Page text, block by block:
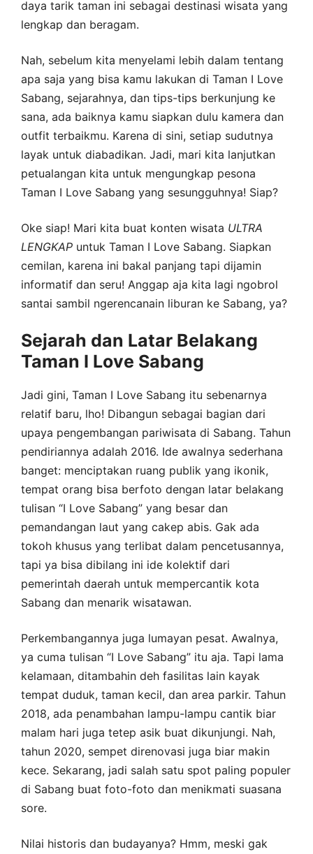
daya tarik taman ini sebagai destinasi wisata yang
lengkap dan beragam.
Nah, sebelum kita menyelami lebih dalam tentang
apa saja yang bisa kamu lakukan di Taman I Love
Sabang, sejarahnya, dan tips-tips berkunjung ke
sana, ada baiknya kamu siapkan dulu kamera dan
outfit terbaikmu. Karena di sini, setiap sudutnya
layak untuk diabadikan. Jadi, mari kita lanjutkan
petualangan kita untuk mengungkap pesona
Taman I Love Sabang yang sesungguhnya! Siap?
Oke siap! Mari kita buat konten wisata ULTRA
LENGKAP untuk Taman I Love Sabang. Siapkan
cemilan, karena ini bakal panjang tapi dijamin
informatif dan seru! Anggap aja kita lagi ngobrol
santai sambil ngerencanain liburan ke Sabang, ya?
Sejarah dan Latar Belakang
Taman I Love Sabang
Jadi gini, Taman I Love Sabang itu sebenarnya
relatif baru, lho! Dibangun sebagai bagian dari
upaya pengembangan pariwisata di Sabang. Tahun
pendiriannya adalah 2016. Ide awalnya sederhana
banget: menciptakan ruang publik yang ikonik,
tempat orang bisa berfoto dengan latar belakang
tulisan “I Love Sabang” yang besar dan
pemandangan laut yang cakep abis. Gak ada
tokoh khusus yang terlibat dalam pencetusannya,
tapi ya bisa dibilang ini ide kolektif dari
pemerintah daerah untuk mempercantik kota
Sabang dan menarik wisatawan.
Perkembangannya juga lumayan pesat. Awalnya,
ya cuma tulisan “I Love Sabang” itu aja. Tapi lama
kelamaan, ditambahin deh fasilitas lain kayak
tempat duduk, taman kecil, dan area parkir. Tahun
2018, ada penambahan lampu-lampu cantik biar
malam hari juga tetep asik buat dikunjungi. Nah,
tahun 2020, sempet direnovasi juga biar makin
kece. Sekarang, jadi salah satu spot paling populer
di Sabang buat foto-foto dan menikmati suasana
sore.
Nilai historis dan budayanya? Hmm, meski gak